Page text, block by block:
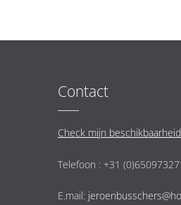
Contact
Check mijn
Telefoon : +31
E.mail: